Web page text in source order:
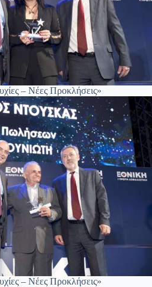
– Νέες Προκλήσεις»
– Νέες Προκλήσεις»